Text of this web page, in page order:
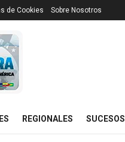
de Cookies Sobre Nosotros
REGIONALES SUCESOS